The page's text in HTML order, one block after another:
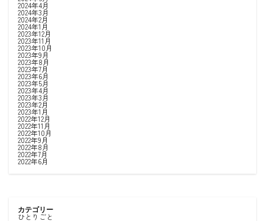
2024年4月
2024年3月
2024年2月
2024年1月
2023年12月
2023年11月
2023年10月
2023年9月
2023年8月
2023年7月
2023年6月
2023年5月
2023年4月
2023年3月
2023年2月
2023年1月
2022年12月
2022年11月
2022年10月
2022年9月
2022年8月
2022年7月
2022年6月
カテゴリー
ひとりごと